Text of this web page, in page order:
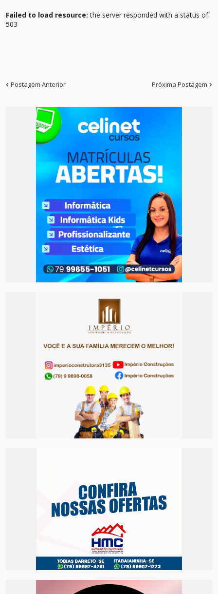
Failed to load resource: the server responded with a status of
503
Postagem Anterior Próxima Postagem